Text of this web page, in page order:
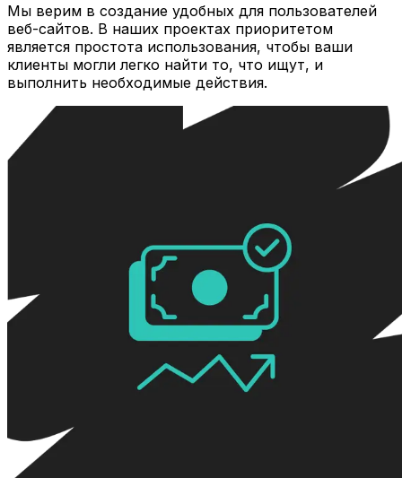
Мы верим в создание удобных для пользователей
веб-сайтов. В наших проектах приоритетом
является простота использования, чтобы ваши
клиенты могли легко найти то, что ищут, и
выполнить необходимые действия.